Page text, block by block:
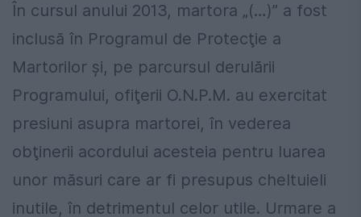
În cursul anului 2013, martora „(…)” a fost
inclusă în Programul de Protecţie a
Martorilor şi, pe parcursul derulării
Programului, ofiţerii O.N.P.M. au exercitat
presiuni asupra martorei, în vederea
obţinerii acordului acesteia pentru luarea
unor măsuri care ar fi presupus cheltuieli
inutile, în detrimentul celor utile. Urmare a